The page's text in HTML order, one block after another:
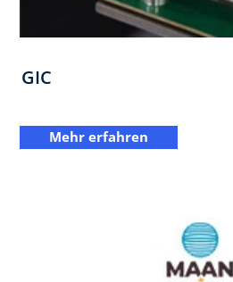
GIC
Mehr erfahren